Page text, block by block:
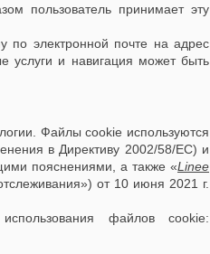
пользователь принимает эту
по электронной почте на адрес
услуги и навигация может быть
Файлы cookie используются
в Директиву 2002/58/EC) и
пояснениями, а также «Linee
от 10 июня 2021 г.
файлов cookie: